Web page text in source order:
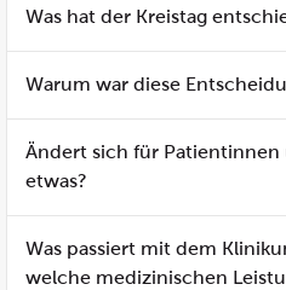
Was hat der Kreistag
Warum war diese
Ändert sich für
etwas?
Was passiert mit dem
welche medizinischen